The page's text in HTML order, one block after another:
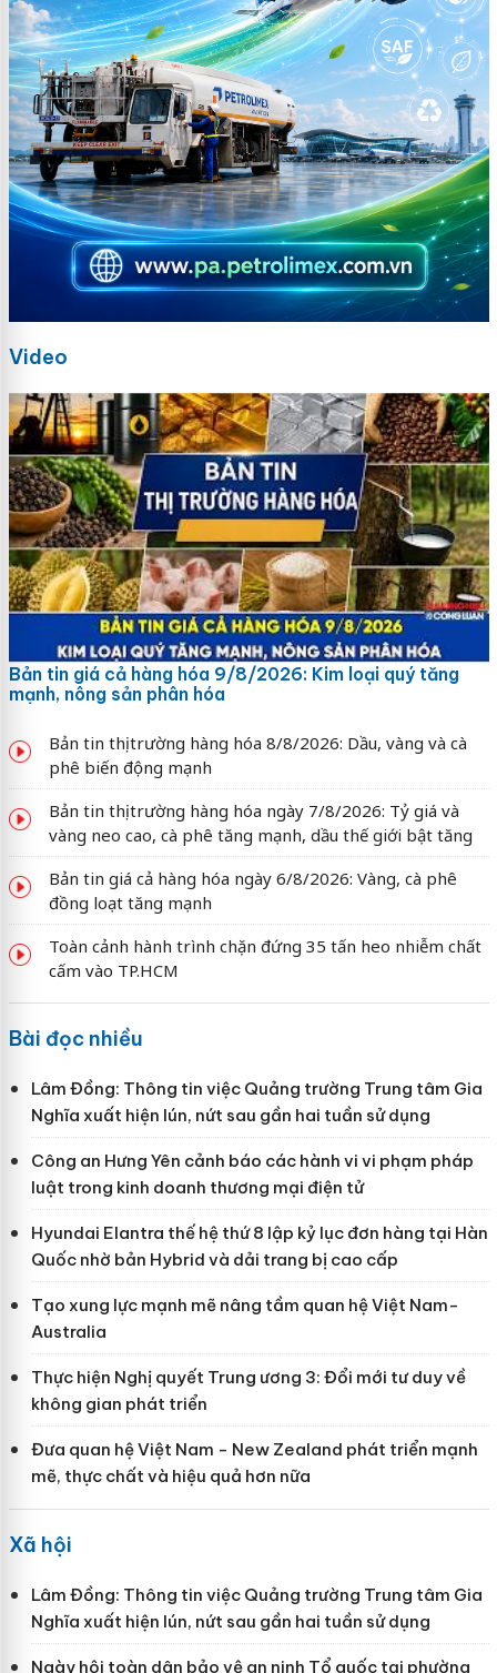
Video
Bản tin giá cả hàng hóa 9/8/2026: Kim loại quý tăng
mạnh, nông sản phân hóa
Bản tin thị trường hàng hóa 8/8/2026: Dầu, vàng và cà
phê biến động mạnh
Bản tin thị trường hàng hóa ngày 7/8/2026: Tỷ giá và
vàng neo cao, cà phê tăng mạnh, dầu thế giới bật tăng
Bản tin giá cả hàng hóa ngày 6/8/2026: Vàng, cà phê
đồng loạt tăng mạnh
Toàn cảnh hành trình chặn đứng 35 tấn heo nhiễm chất
cấm vào TP.HCM
Bài đọc nhiều
Lâm Đồng: Thông tin việc Quảng trường Trung tâm Gia
Nghĩa xuất hiện lún, nứt sau gần hai tuần sử dụng
Công an Hưng Yên cảnh báo các hành vi vi phạm pháp
luật trong kinh doanh thương mại điện tử
Hyundai Elantra thế hệ thứ 8 lập kỷ lục đơn hàng tại Hàn
Quốc nhờ bản Hybrid và dải trang bị cao cấp
Tạo xung lực mạnh mẽ nâng tầm quan hệ Việt Nam-
Australia
Thực hiện Nghị quyết Trung ương 3: Đổi mới tư duy về
không gian phát triển
Đưa quan hệ Việt Nam - New Zealand phát triển mạnh
mẽ, thực chất và hiệu quả hơn nữa
Xã hội
Lâm Đồng: Thông tin việc Quảng trường Trung tâm Gia
Nghĩa xuất hiện lún, nứt sau gần hai tuần sử dụng
Ngày hội toàn dân bảo vệ an ninh Tổ quốc tại phường